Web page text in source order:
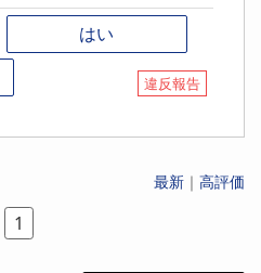
はい
違反報告
最新 ｜ 高評価
1